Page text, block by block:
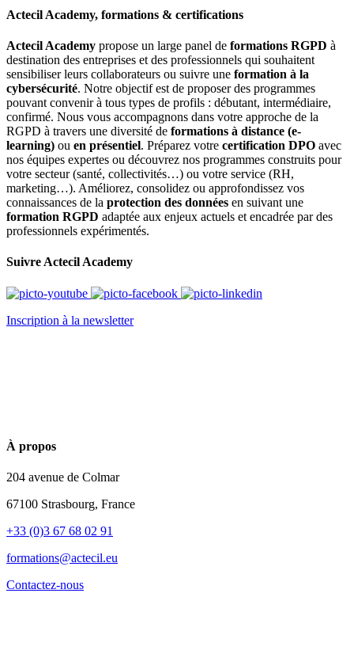
Actecil Academy, formations & certifications
Actecil Academy propose un large panel de formations RGPD à
destination des entreprises et des professionnels qui souhaitent
sensibiliser leurs collaborateurs ou suivre une formation à la
cybersécurité. Notre objectif est de proposer des programmes
pouvant convenir à tous types de profils : débutant, intermédiaire,
confirmé. Nous vous accompagnons dans votre approche de la
RGPD à travers une diversité de formations à distance (e-
learning) ou en présentiel. Préparez votre certification DPO avec
nos équipes expertes ou découvrez nos programmes construits pour
votre secteur (santé, collectivités…) ou votre service (RH,
marketing…). Améliorez, consolidez ou approfondissez vos
connaissances de la protection des données en suivant une
formation RGPD adaptée aux enjeux actuels et encadrée par des
professionnels expérimentés.
Suivre Actecil Academy
Inscription à la newsletter
À propos
204 avenue de Colmar
67100 Strasbourg, France
+33 (0)3 67 68 02 91
formations@actecil.eu
Contactez-nous